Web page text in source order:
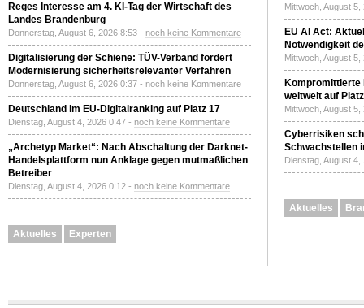
Reges Interesse am 4. KI-Tag der Wirtschaft des
Landes Brandenburg
Donnerstag, August 6, 2026 8:53 - noch keine Kommentare
Digitalisierung der Schiene: TÜV-Verband fordert
Modernisierung sicherheitsrelevanter Verfahren
Donnerstag, August 6, 2026 0:37 - noch keine Kommentare
Deutschland im EU-Digitalranking auf Platz 17
Dienstag, August 4, 2026 0:47 - noch keine Kommentare
„Archetyp Market“: Nach Abschaltung der Darknet-
Handelsplattform nun Anklage gegen mutmaßlichen
Betreiber
Dienstag, August 4, 2026 0:12 - noch keine Kommentare
Aktuelles Experten
Mittwoch, August
EU AI Act:
Notwendigkeit
Mittwoch, August
Kompromittierte
weltweit auf
Mittwoch, August
Cyberrisiken
Schwachstellen
Dienstag, August
Aktuelles